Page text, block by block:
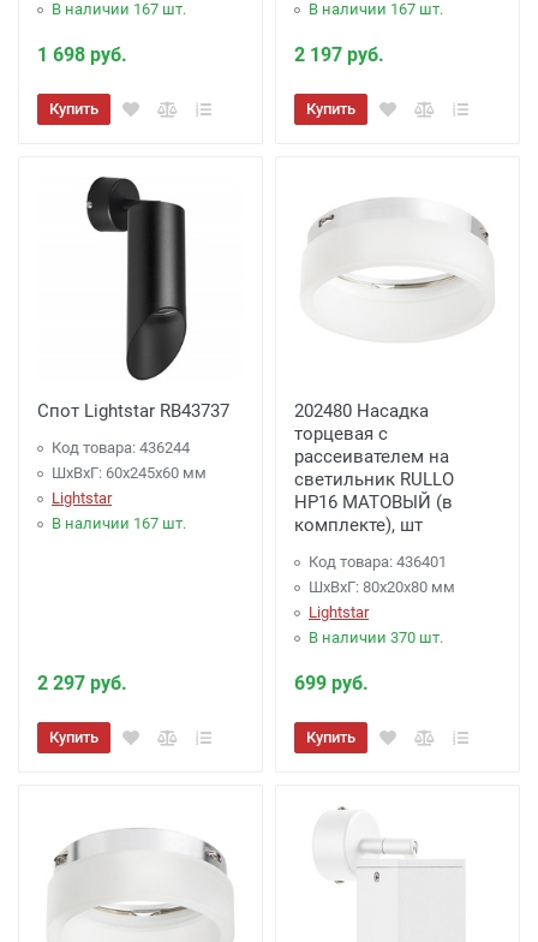
В наличии 167 шт.
1 698 руб.
Купить
В наличии 167 шт.
2 197 руб.
Купить
Спот Lightstar RB43737
Код товара: 436244
ШхВхГ: 60x245x60 мм
Lightstar
В наличии 167 шт.
2 297 руб.
Купить
202480 Насадка
торцевая с
рассеивателем на
светильник RULLO
HP16 МАТОВЫЙ (в
комплекте), шт
Код товара: 436401
ШхВхГ: 80x20x80 мм
Lightstar
В наличии 370 шт.
699 руб.
Купить